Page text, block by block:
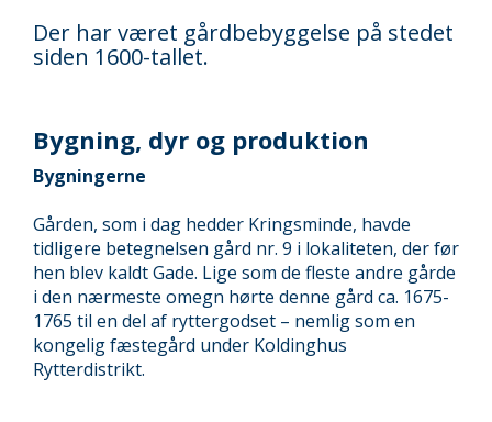
Der har været gårdbebyggelse på stedet
siden 1600-tallet.
Bygning, dyr og produktion
Bygningerne
Gården, som i dag hedder Kringsminde, havde
tidligere betegnelsen gård nr. 9 i lokaliteten, der før
hen blev kaldt Gade. Lige som de fleste andre gårde
i den nærmeste omegn hørte denne gård ca. 1675-
1765 til en del af ryttergodset – nemlig som en
kongelig fæstegård under Koldinghus
Rytterdistrikt.